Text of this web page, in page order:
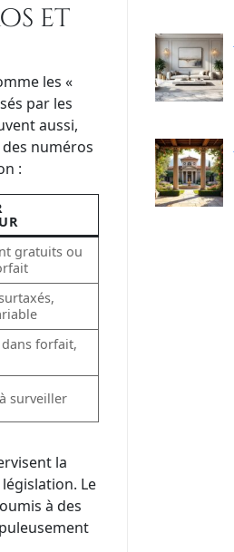
et
les «
par les
aussi,
numéros
:
gratuits ou
forfait,
surveiller
la
Le
à des